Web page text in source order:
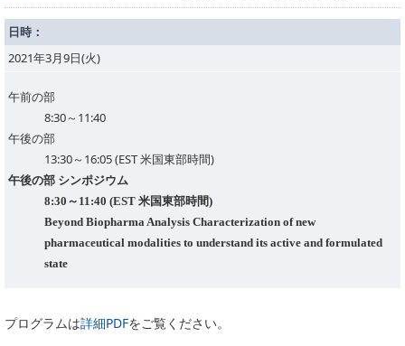
日時：
2021年3月9日(火)
午前の部
8:30～11:40
午後の部
13:30～16:05 (EST 米国東部時間)
午後の部 シンポジウム
8:30～11:40 (EST 米国東部時間)
Beyond Biopharma Analysis Characterization of new
pharmaceutical modalities to understand its active and formulated
state
プログラムは詳細PDFをご覧ください。